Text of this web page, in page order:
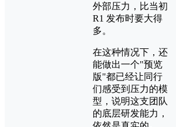
外部压力，比当初
R1 发布时要大得
多。
在这种情况下，还
能做出一个"预览
版"都已经让同行
们感受到压力的模
型，说明这支团队
的底层研发能力，